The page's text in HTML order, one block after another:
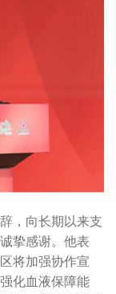
，向长期以来支
挚感谢。他表
将加强协作宣
化血液保障能